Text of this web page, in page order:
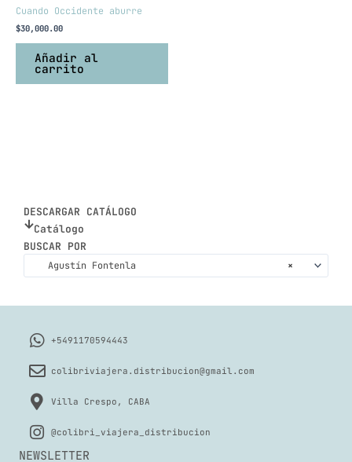
DESCARGAR CATÁLOGO
Catálogo
BUSCAR POR
×
Agustín Fontenla
Cuando Occidente aburre
$30,000.00
Añadir al
carrito
+5491170594443
colibriviajera.distribucion@gmail.com
Villa Crespo, CABA
@colibri_viajera_distribucion
NEWSLETTER